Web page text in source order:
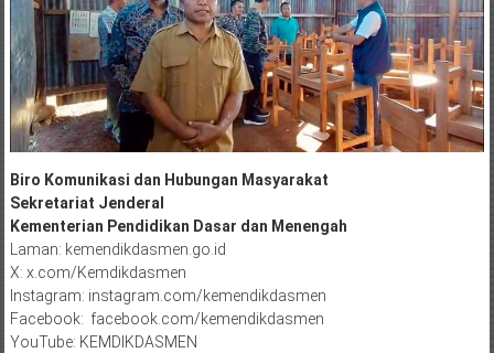
Biro Komunikasi dan Hubungan Masyarakat
Sekretariat Jenderal
Kementerian Pendidikan Dasar dan Menengah
Laman: kemendikdasmen.go.id
X: x.com/Kemdikdasmen
Instagram: instagram.com/kemendikdasmen
Facebook: facebook.com/kemendikdasmen
YouTube: KEMDIKDASMEN